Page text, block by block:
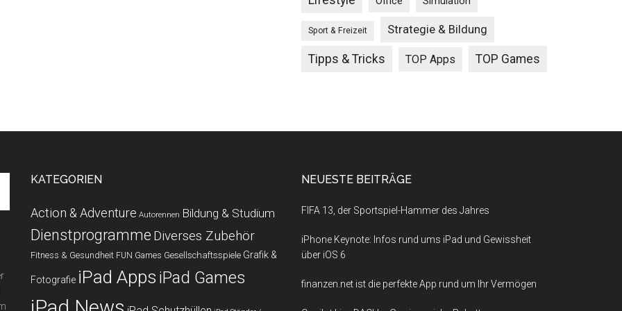
Sport & Freizeit Strategie & Bildung
Tipps & Tricks TOP Apps TOP Games
KATEGORIEN
Action & Adventure Autorennen Bildung & Studium
Dienstprogramme Diverses Zubehör
Fitness & Gesundheit FUN Games Gesellschaftsspiele Grafik &
Fotografie iPad Apps iPad Games
NEUESTE BEITRÄGE
FIFA 13, der Sportspiel-Hammer des Jahres
iPhone Keynote: Infos rund ums iPad und Gewissheit
über iOS 6
finanzen.net ist die perfekte App rund um Ihr Vermögen